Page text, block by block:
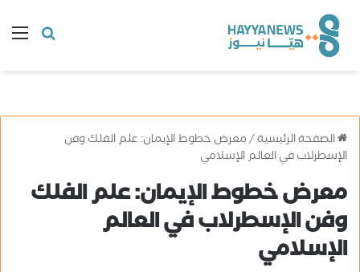
البحث
الصفحة الرئيسية/معرض خطوط الإيمان: علم الفلك وفن
الإسطرلاب في العالم الإسلامي
معرض خطوط الإيمان: علم الفلك
وفن الإسطرلاب في العالم
الإسلامي